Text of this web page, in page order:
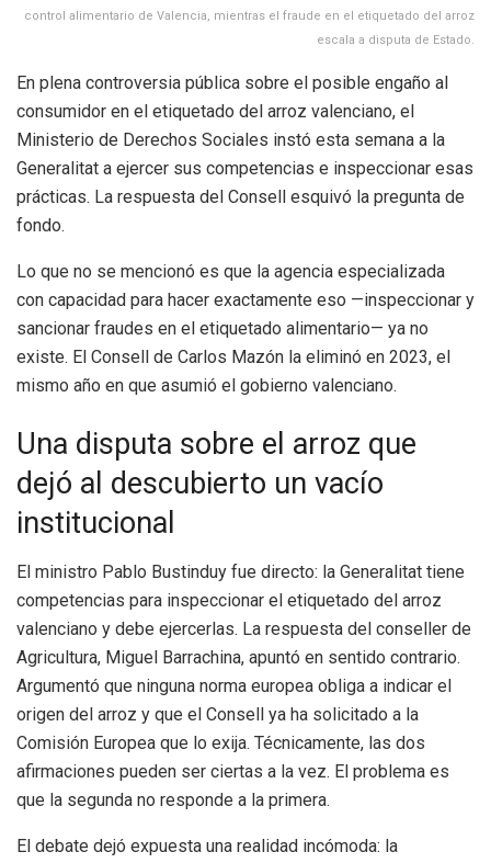
control alimentario de Valencia, mientras el fraude en el etiquetado del arroz
escala a disputa de Estado.
En plena controversia pública sobre el posible engaño al
consumidor en el etiquetado del arroz valenciano, el
Ministerio de Derechos Sociales instó esta semana a la
Generalitat a ejercer sus competencias e inspeccionar esas
prácticas. La respuesta del Consell esquivó la pregunta de
fondo.
Lo que no se mencionó es que la agencia especializada
con capacidad para hacer exactamente eso —inspeccionar y
sancionar fraudes en el etiquetado alimentario— ya no
existe. El Consell de Carlos Mazón la eliminó en 2023, el
mismo año en que asumió el gobierno valenciano.
Una disputa sobre el arroz que
dejó al descubierto un vacío
institucional
El ministro Pablo Bustinduy fue directo: la Generalitat tiene
competencias para inspeccionar el etiquetado del arroz
valenciano y debe ejercerlas. La respuesta del conseller de
Agricultura, Miguel Barrachina, apuntó en sentido contrario.
Argumentó que ninguna norma europea obliga a indicar el
origen del arroz y que el Consell ya ha solicitado a la
Comisión Europea que lo exija. Técnicamente, las dos
afirmaciones pueden ser ciertas a la vez. El problema es
que la segunda no responde a la primera.
El debate dejó expuesta una realidad incómoda: la